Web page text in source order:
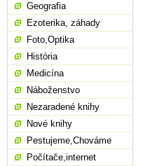
Geografia
Ezoterika, záhady
Foto,Optika
História
Medicína
Náboženstvo
Nezaradené knihy
Nové knihy
Pestujeme,Chováme
Počítače,internet